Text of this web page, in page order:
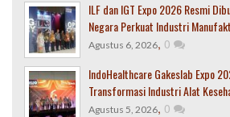
ILF dan IGT Expo 2026 Resmi
Negara Perkuat Industri
Agustus 6, 2026, 0
IndoHealthcare Gakeslab Expo
Transformasi Industri Alat
Agustus 5, 2026, 0